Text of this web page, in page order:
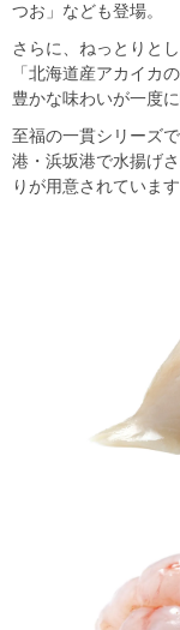
つお」なども登場。
さらに、ねっとりと
「北海道産アカイカ
豊かな味わいが一度に
至福の一貫シリーズ
港・浜坂港で水揚げ
りが用意されています